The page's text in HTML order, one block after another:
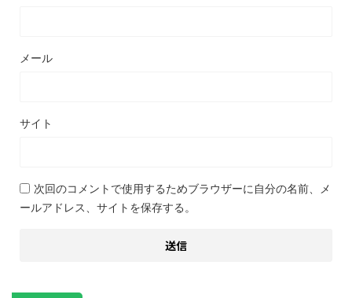
メール
サイト
次回のコメントで使用するためブラウザーに自分の名前、メ
ールアドレス、サイトを保存する。